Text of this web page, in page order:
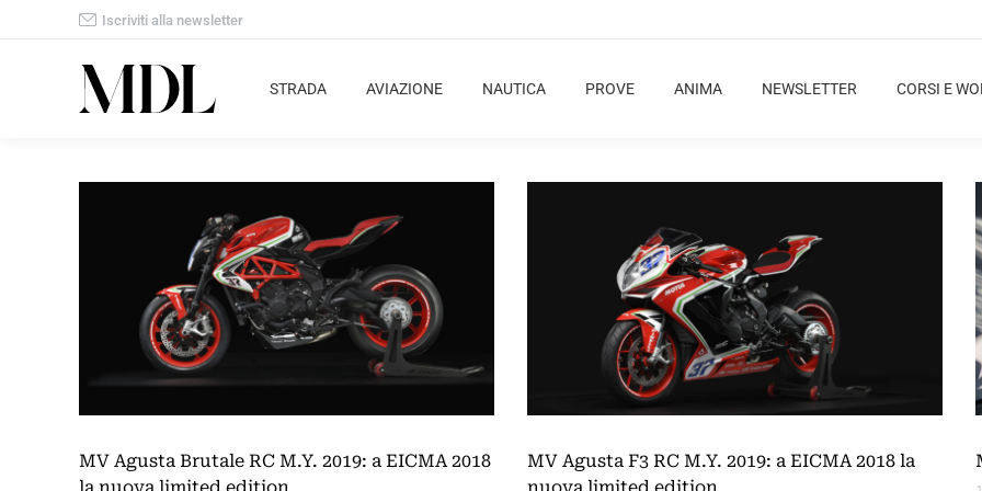
Iscriviti alla newsletter
STRADA AVIAZIONE NAUTICA PROVE ANIMA NEWSLETTER CORSI E
MV Agusta Brutale RC M.Y. 2019: a EICMA 2018
MV Agusta F3 RC M.Y. 2019: a EICMA 2018 la